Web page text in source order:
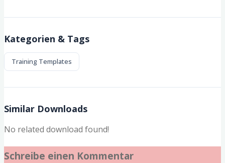
Kategorien & Tags
Training Templates
Similar Downloads
No related download found!
Schreibe einen Kommentar